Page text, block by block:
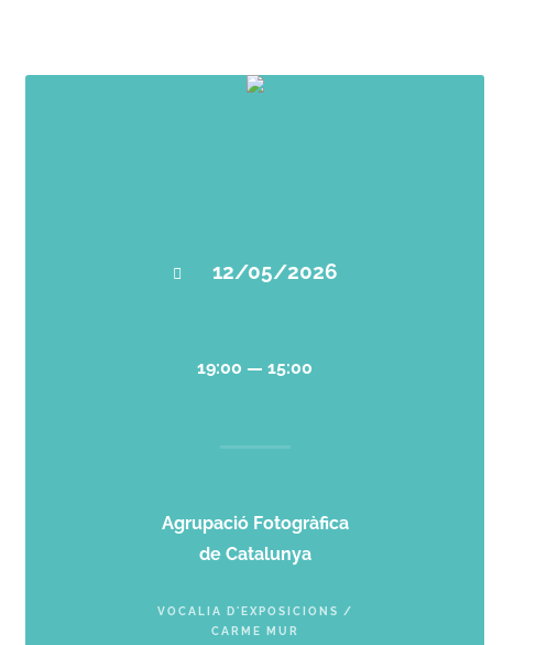
12/05/2026
19:00 — 15:00
Agrupació Fotogràfica
de Catalunya
VOCALIA D'EXPOSICIONS /
CARME MUR